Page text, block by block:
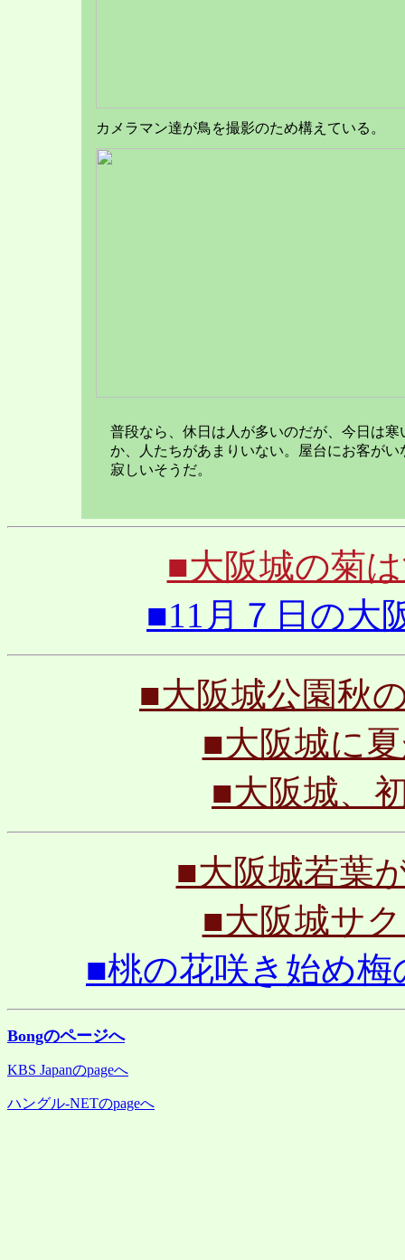
カメラマン達が鳥を撮影のため構えている。
普段なら、休日は人が多いのだが、今日は寒
か、人たちがあまりいない。屋台にお客がい
寂しいそうだ。
■大阪城の菊
■11月７日の大
■大阪城公園秋
■大阪城に
■大阪城、
■大阪城若葉
■大阪城サ
■桃の花咲き始め梅
Bongのページへ
KBS Japanのpageへ
ハングル-NETのpageへ